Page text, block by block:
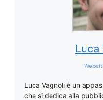
Luca
Luca Vagnoli è un
che si dedica alla